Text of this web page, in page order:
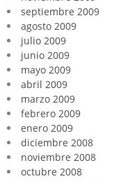
septiembre 2009
agosto 2009
julio 2009
junio 2009
mayo 2009
abril 2009
marzo 2009
febrero 2009
enero 2009
diciembre 2008
noviembre 2008
octubre 2008